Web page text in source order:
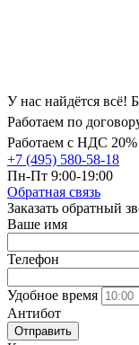
У нас найдётся всё!
Работаем по
Работаем с НДС 20%
+7 (495) 580-58-18
Пн-Пт 9:00-19:00
Обратная связь
Заказать обратный
Ваше имя
Телефон
Удобное время
Антибот
Отправить